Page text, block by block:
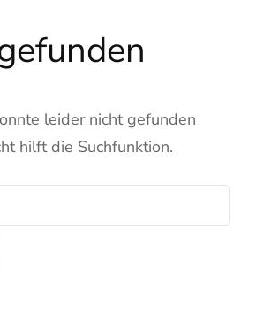
leider nicht gefunden
hilft die Suchfunktion.